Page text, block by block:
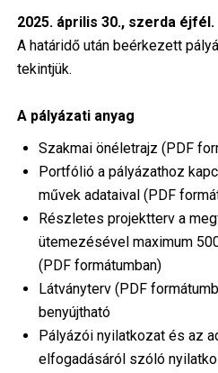
2025. április 30., szerda éjfél.
A határidő után beérkezett
tekintjük.
A pályázati anyag
Szakmai önéletrajz (PDF
Portfólió a pályázathoz
művek adataival (PDF
Részletes projektterv a
ütemezésével maximum
(PDF formátumban)
Látványterv (PDF
benyújtható
Pályázói nyilatkozat és az
elfogadásáról szóló